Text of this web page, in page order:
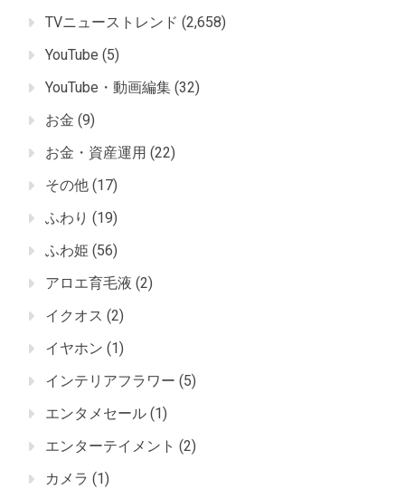
TVニューストレンド (2,658)
YouTube (5)
YouTube・動画編集 (32)
お金 (9)
お金・資産運用 (22)
その他 (17)
ふわり (19)
ふわ姫 (56)
アロエ育毛液 (2)
イクオス (2)
イヤホン (1)
インテリアフラワー (5)
エンタメセール (1)
エンターテイメント (2)
カメラ (1)